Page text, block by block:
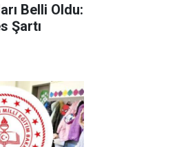
Belli Oldu:
Şartı